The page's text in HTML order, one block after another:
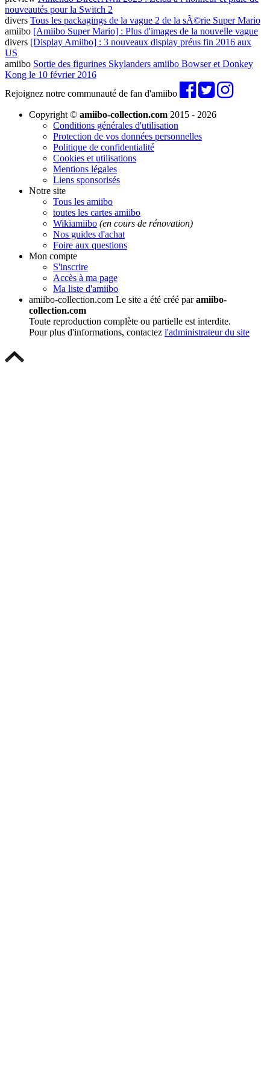
nouveautés pour la Switch 2
divers Tous les packagings de la vague 2 de la sÃ©rie Super Mario
amiibo [Amiibo Super Mario] : Plus d'images de la nouvelle vague
divers [Display Amiibo] : 3 nouveaux display préus fin 2016 aux
US
amiibo Sortie des figurines Skylanders amiibo Bowser et Donkey
Kong le 10 février 2016
Rejoignez notre communauté de fan d'amiibo
Copyright © amiibo-collection.com 2015 - 2026
Conditions générales d'utilisation
Protection de vos données personnelles
Politique de confidentialité
Cookies et utilisations
Mentions légales
Liens sponsorisés
Notre site
Tous les amiibo
toutes les cartes amiibo
Wikiamiibo (en cours de rénovation)
Nos guides d'achat
Foire aux questions
Mon compte
S'inscrire
Accès à ma page
Ma liste d'amiibo
amiibo-collection.com Le site a été créé paramiibo-
collection.com
Toute reproduction complète ou partielle est interdite.
Pour plus d'informations, contactez l'administrateur du site